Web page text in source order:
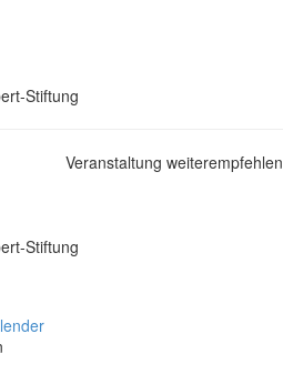
Stiftung
Veranstaltung weiterempfehlen
Stiftung